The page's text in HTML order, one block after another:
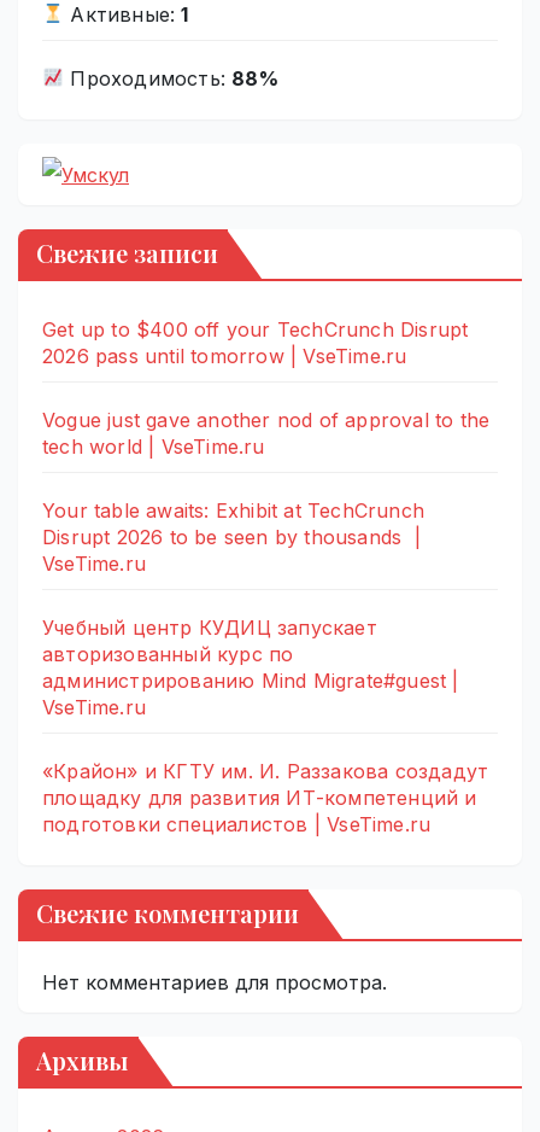
Активные:1
Проходимость: 88%
Свежие записи
Get up to $400 off your TechCrunch Disrupt
2026 pass until tomorrow | VseTime.ru
Vogue just gave another nod of approval to the
tech world | VseTime.ru
Your table awaits: Exhibit at TechCrunch
Disrupt 2026 to be seen by thousands |
VseTime.ru
Учебный центр КУДИЦ запускает
авторизованный курс по
администрированию Mind Migrate#guest |
VseTime.ru
«Крайон» и КГТУ им. И. Раззакова создадут
площадку для развития ИТ-компетенций и
подготовки специалистов | VseTime.ru
Свежие комментарии
Нет комментариев для просмотра.
Архивы